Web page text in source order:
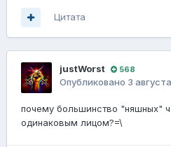
Цитата
justWorst 568
Опубликовано 3
почему большинство "няшных"
одинаковым лицом?=\